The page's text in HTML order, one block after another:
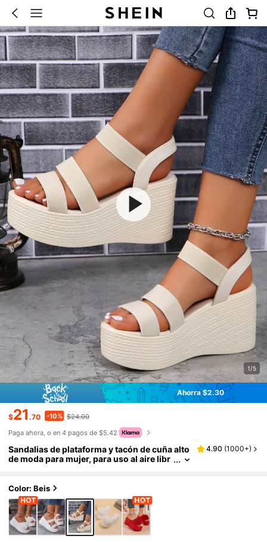
1/5
Ahorra $2.30
$21 .70 -10% $24.00
Paga ahora, o en 4 pagos de $5.42
Sandalias de plataforma y tacón de cuña alto
de moda para mujer, para uso al aire libr
4.90 (1000+)
Color: Beis